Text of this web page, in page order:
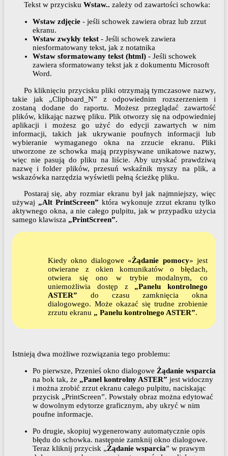
Tekst w przycisku Wstaw.. zależy od zawartości schowka:
Wstaw zdjęcie - jeśli schowek zawiera obraz lub zrzut
ekranu.
Wstaw zwykły tekst - Jeśli schowek zawiera
niesformatowany tekst, jak z notatnika
Wstaw sformatowany tekst (html) - Jeśli schowek
zawiera sformatowany tekst jak z dokumentu Microsoft
Word.
Po kliknięciu przycisku pliki otrzymają tymczasowe nazwy,
takie jak „Clipboard_N” z odpowiednim rozszerzeniem i
zostaną dodane do raportu. Możesz przeglądać zawartość
plików, klikając nazwę pliku. Plik otworzy się na odpowiedniej
aplikacji i możesz go użyć do edycji zawartych w nim
informacji, takich jak ukrywanie poufnych informacji lub
wybieranie wymaganego okna na zrzucie ekranu. Pliki
utworzone ze schowka mają przypisywane unikatowe nazwy,
więc nie pasują do pliku na liście. Aby uzyskać prawdziwą
nazwę i folder plików, przesuń wskaźnik myszy na plik, a
wskazówka narzędzia wyświetli pełną ścieżkę pliku.
Postaraj się, aby rozmiar ekranu był jak najmniejszy, więc
używaj „Alt PrintScreen” która wykonuje zrzut ekranu tylko
aktywnego okna, a nie całego pulpitu, jak w przypadku użycia
samego klawisza „PrintScreen”.
Kiedy okno dialogowe «Żądanie pomocy» jest
otwierane z okien komunikatów o błędach,
otwiera się ono w trybie modalnym, co
uniemożliwia dostęp z „Panelu kontrolnego
ASTER” do czasu zamknięcia okna
dialogowego. Może okazać się trudne zrobienie
zrzutu ekranu „ Panelu kontrolnego ASTER”.
Istnieją dwa możliwe rozwiązania tego problemu:
Po pierwsze, Przenieś okno dialogowe Żądanie wsparcia
na bok tak, że „Panel kontrolny ASTER” jest widoczny
i można zrobić zrzut ekranu całego pulpitu, naciskając
przycisk „PrintScreen”. Powstały obraz można edytować
w dowolnym edytorze graficznym, aby ukryć w nim
poufne informacje.
Po drugie, skopiuj wygenerowany automatycznie opis
błędu do schowka. następnie zamknij okno dialogowe.
Teraz kliknij przycisk „Żądanie wsparcia” w prawym